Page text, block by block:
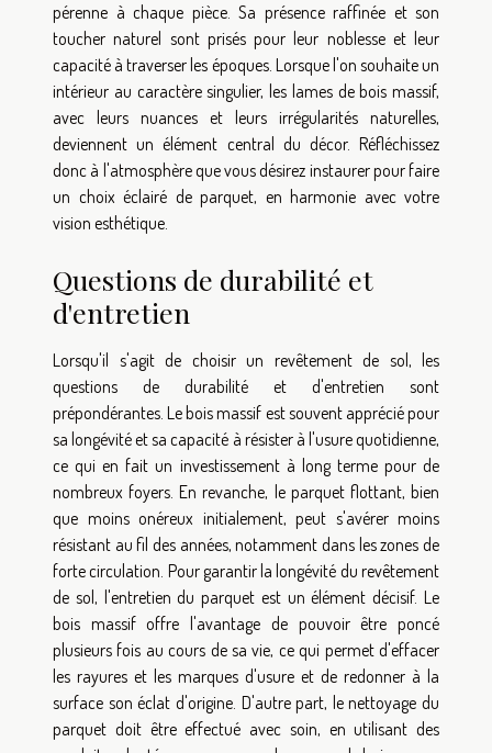
pérenne à chaque pièce. Sa présence raffinée et son
toucher naturel sont prisés pour leur noblesse et leur
capacité à traverser les époques. Lorsque l'on souhaite un
intérieur au caractère singulier, les lames de bois massif,
avec leurs nuances et leurs irrégularités naturelles,
deviennent un élément central du décor. Réfléchissez
donc à l'atmosphère que vous désirez instaurer pour faire
un choix éclairé de parquet, en harmonie avec votre
vision esthétique.
Questions de durabilité et
d'entretien
Lorsqu'il s'agit de choisir un revêtement de sol, les
questions de durabilité et d'entretien sont
prépondérantes. Le bois massif est souvent apprécié pour
sa longévité et sa capacité à résister à l'usure quotidienne,
ce qui en fait un investissement à long terme pour de
nombreux foyers. En revanche, le parquet flottant, bien
que moins onéreux initialement, peut s'avérer moins
résistant au fil des années, notamment dans les zones de
forte circulation. Pour garantir la longévité du revêtement
de sol, l'entretien du parquet est un élément décisif. Le
bois massif offre l'avantage de pouvoir être poncé
plusieurs fois au cours de sa vie, ce qui permet d'effacer
les rayures et les marques d'usure et de redonner à la
surface son éclat d'origine. D'autre part, le nettoyage du
parquet doit être effectué avec soin, en utilisant des